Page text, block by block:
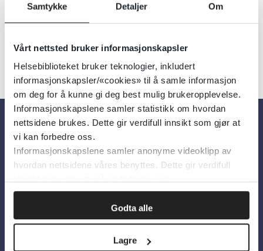
Samtykke Detaljer Om
Vårt nettsted bruker informasjonskapsler
Helsebiblioteket bruker teknologier, inkludert
informasjonskapsler/«cookies» til å samle informasjon
om deg for å kunne gi deg best mulig brukeropplevelse.
Informasjonskapslene samler statistikk om hvordan
nettsidene brukes. Dette gir verdifull innsikt som gjør at
vi kan forbedre oss.
Informasjonskapslene samler anonyme videoklipp av
hvordan nettsidene våres benyttes. Dette gir verdifull
Godta alle
Lagre
« 1 2 »
Om oss
Tilgjengelighetserklæring
Information in English